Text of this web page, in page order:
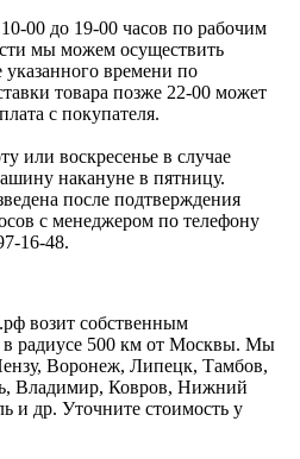
00 до 19-00 часов по рабочим
мы можем осуществить
времени по
товара позже 22-00 может
с покупателя.
или воскресенье в случае
накануне в пятницу.
после подтверждения
с менеджером по телефону
16-48.
возит собственным
в радиусе 500 км от Москвы. Мы
Воронеж, Липецк, Тамбов,
Владимир, Ковров, Нижний
и др. Уточните стоимость у